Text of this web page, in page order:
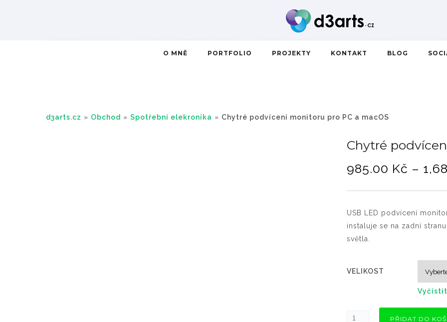
O MNĚ PORTFOLIO PROJEKTY KONTAKT BLOG
d3arts.cz » Obchod » Spotřební elekronika » Chytré podvícení monitoru pro PC a macOS
Chytré
985.00 Kč –
USB LED podvícení
instaluje se na zadní
světla.
VELIKOST
Vyčistit
PŘIDAT DO